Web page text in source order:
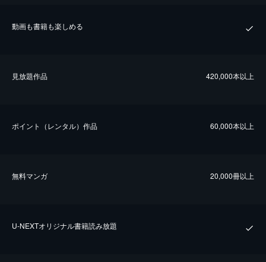
動画も書籍も楽しめる
⾒放題作品 420,000本以上
ポイント（レンタル）作品 60,000本以上
無料マンガ 20,000冊以上
U-NEXTオリジナル書籍読み放題